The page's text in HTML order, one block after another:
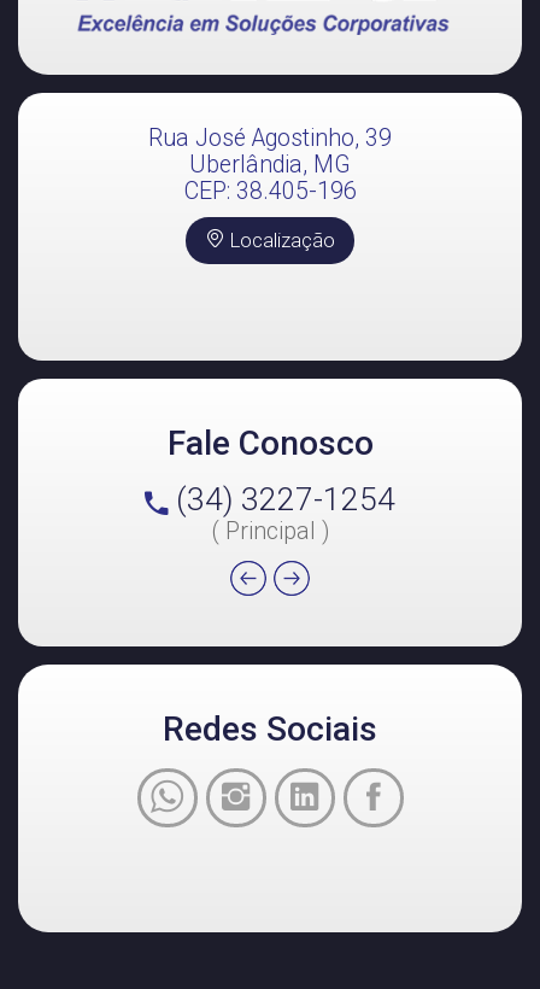
Rua José Agostinho, 39
Uberlândia, MG
CEP: 38.405-196
Localização
Fale Conosco
(34) 3227-1254
( Principal )
Redes Sociais